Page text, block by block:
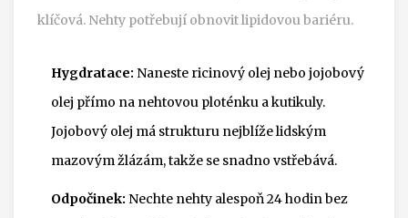
klíčová. Nehty potřebují obnovit lipidovou bariéru.
Hygdratace: Naneste ricinový olej nebo jojobový
olej přímo na nehtovou ploténku a kutikuly.
Jojobový olej má strukturu nejblíže lidským
mazovým žlázám, takže se snadno vstřebává.
Odpočinek: Nechte nehty alespoň 24 hodin bez